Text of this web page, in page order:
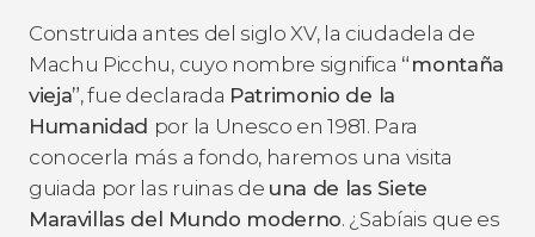
Construida antes del siglo XV, la ciudadela de
Machu Picchu, cuyo nombre significa “montaña
vieja”, fue declarada Patrimonio de la
Humanidad por la Unesco en 1981. Para
conocerla más a fondo, haremos una visita
guiada por las ruinas de una de las Siete
Maravillas del Mundo moderno. ¿Sabíais que es